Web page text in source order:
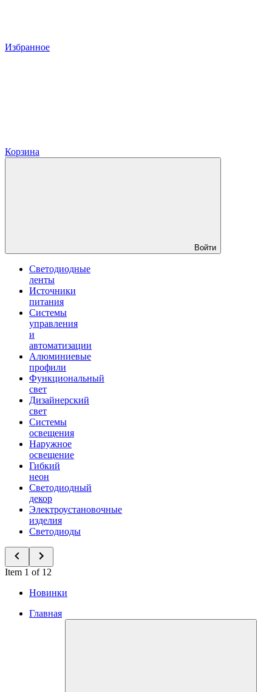
Избранное
Корзина
Войти
Светодиодные
ленты
Источники
питания
Системы
управления
и
автоматизации
Алюминиевые
профили
Функциональный
свет
Дизайнерский
свет
Системы
освещения
Наружное
освещение
Гибкий
неон
Светодиодный
декор
Электроустановочные
изделия
Светодиоды
Item 1 of 12
Новинки
Главная